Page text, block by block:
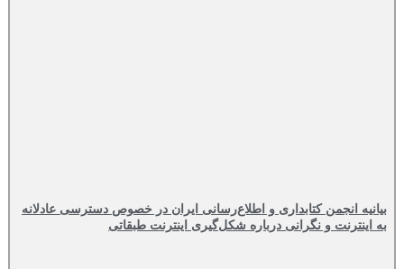
بیانیه انجمن کتابداری و اطلاع‌رسانی ایران در خصوص دسترسی عادلانه
به اینترنت و نگرانی درباره شکل‌گیری اینترنت طبقاتی